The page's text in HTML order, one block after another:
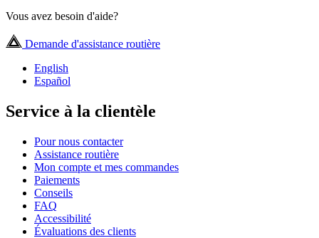
Vous avez besoin d'aide?
Demande d'assistance routière
English
Español
Service à la clientèle
Pour nous contacter
Assistance routière
Mon compte et mes commandes
Paiements
Conseils
FAQ
Accessibilité
Évaluations des clients